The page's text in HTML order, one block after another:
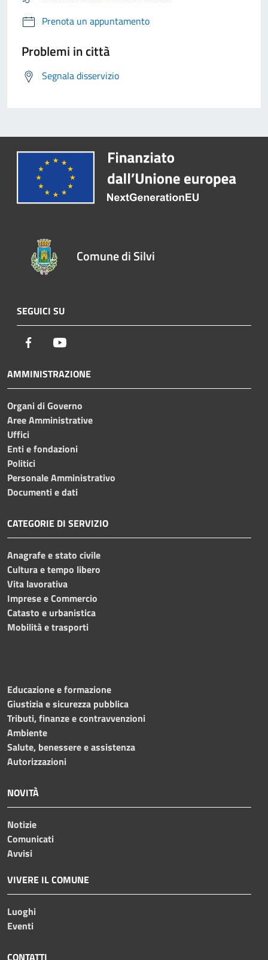
Prenota un appuntamento
Problemi in città
Segnala disservizio
Comune di Silvi
SEGUICI SU
Facebook
AMMINISTRAZIONE
Organi di Governo
Aree Amministrative
Uffici
Enti e fondazioni
Politici
Personale Amministrativo
Documenti e dati
CATEGORIE DI SERVIZIO
Anagrafe e stato civile
Cultura e tempo libero
Vita lavorativa
Imprese e Commercio
Catasto e urbanistica
Mobilità e trasporti
Educazione e formazione
Giustizia e sicurezza pubblica
Tributi, finanze e contravvenzioni
Ambiente
Salute, benessere e assistenza
Autorizzazioni
NOVITÀ
Notizie
Comunicati
Avvisi
VIVERE IL COMUNE
Luoghi
Eventi
CONTATTI